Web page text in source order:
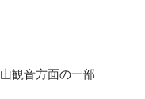
観音方面の一部